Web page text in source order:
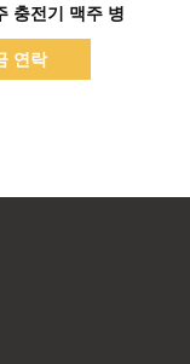
충전기 맥주 병
연락